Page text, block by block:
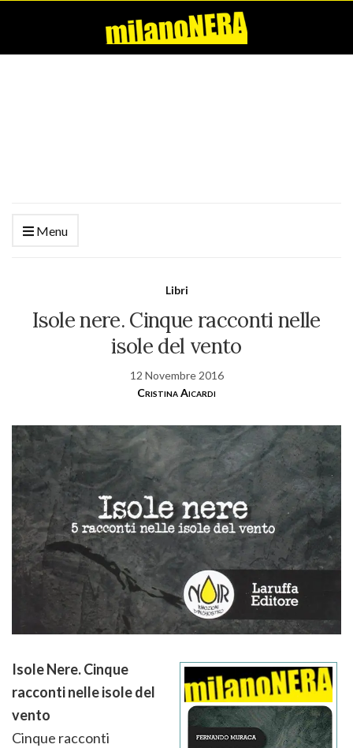
Menu
Libri
Isole nere. Cinque racconti nelle
isole del vento
12 Novembre 2016
Cristina Aicardi
Isole Nere. Cinque
racconti nelle isole del
vento
Cinque racconti